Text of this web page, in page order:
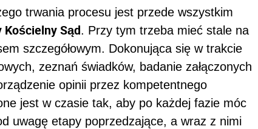
trwania procesu jest przede wszystkim
Sąd. Przy tym trzeba mieć stale na
szczegółowym. Dokonująca się w trakcie
zeznań świadków, badanie załączonych
opinii przez kompetentnego
jest w czasie tak, aby po każdej fazie móc
uwagę etapy poprzedzające, a wraz z nimi